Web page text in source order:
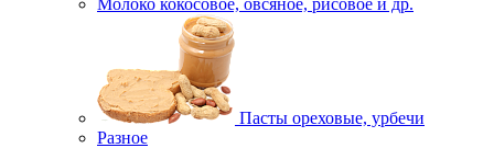
Молоко кокосовое, овсяное, рисовое и др.
Пасты ореховые, урбечи
Разное